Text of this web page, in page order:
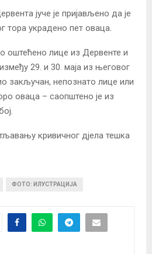
јуче је пријављено да је
тора украдено пет оваца.
оштећено лице из Дервенте и
29. и 30. маја из његовог
закључан, непознато лице или
оваца – саопштено је из
кривичног дјела тешка
ФОТО: ИЛУСТРАЦИЈА